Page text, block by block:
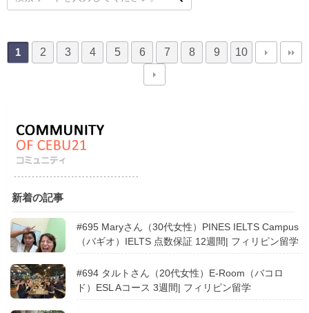
1 2 3 4 5 6 7 8 9 10
新着の記事
#695 Maryさん（30代女性）PINES IELTS Campus
（バギオ）IELTS 点数保証 12週間| フィリピン留学
#694 タルトさん（20代女性）E-Room（バコロ
ド）ESL Aコース 3週間| フィリピン留学